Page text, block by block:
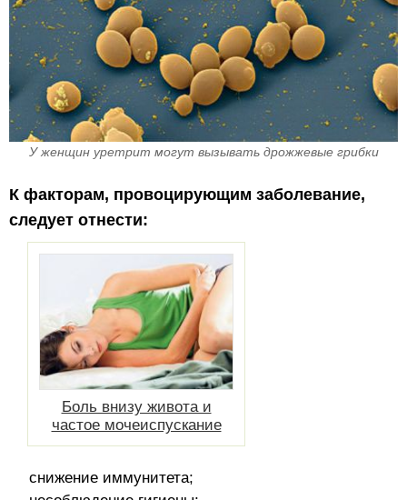
У женщин уретрит могут вызывать дрожжевые грибки
К факторам, провоцирующим заболевание,
следует отнести:
Боль внизу живота и
частое мочеиспускание
снижение иммунитета;